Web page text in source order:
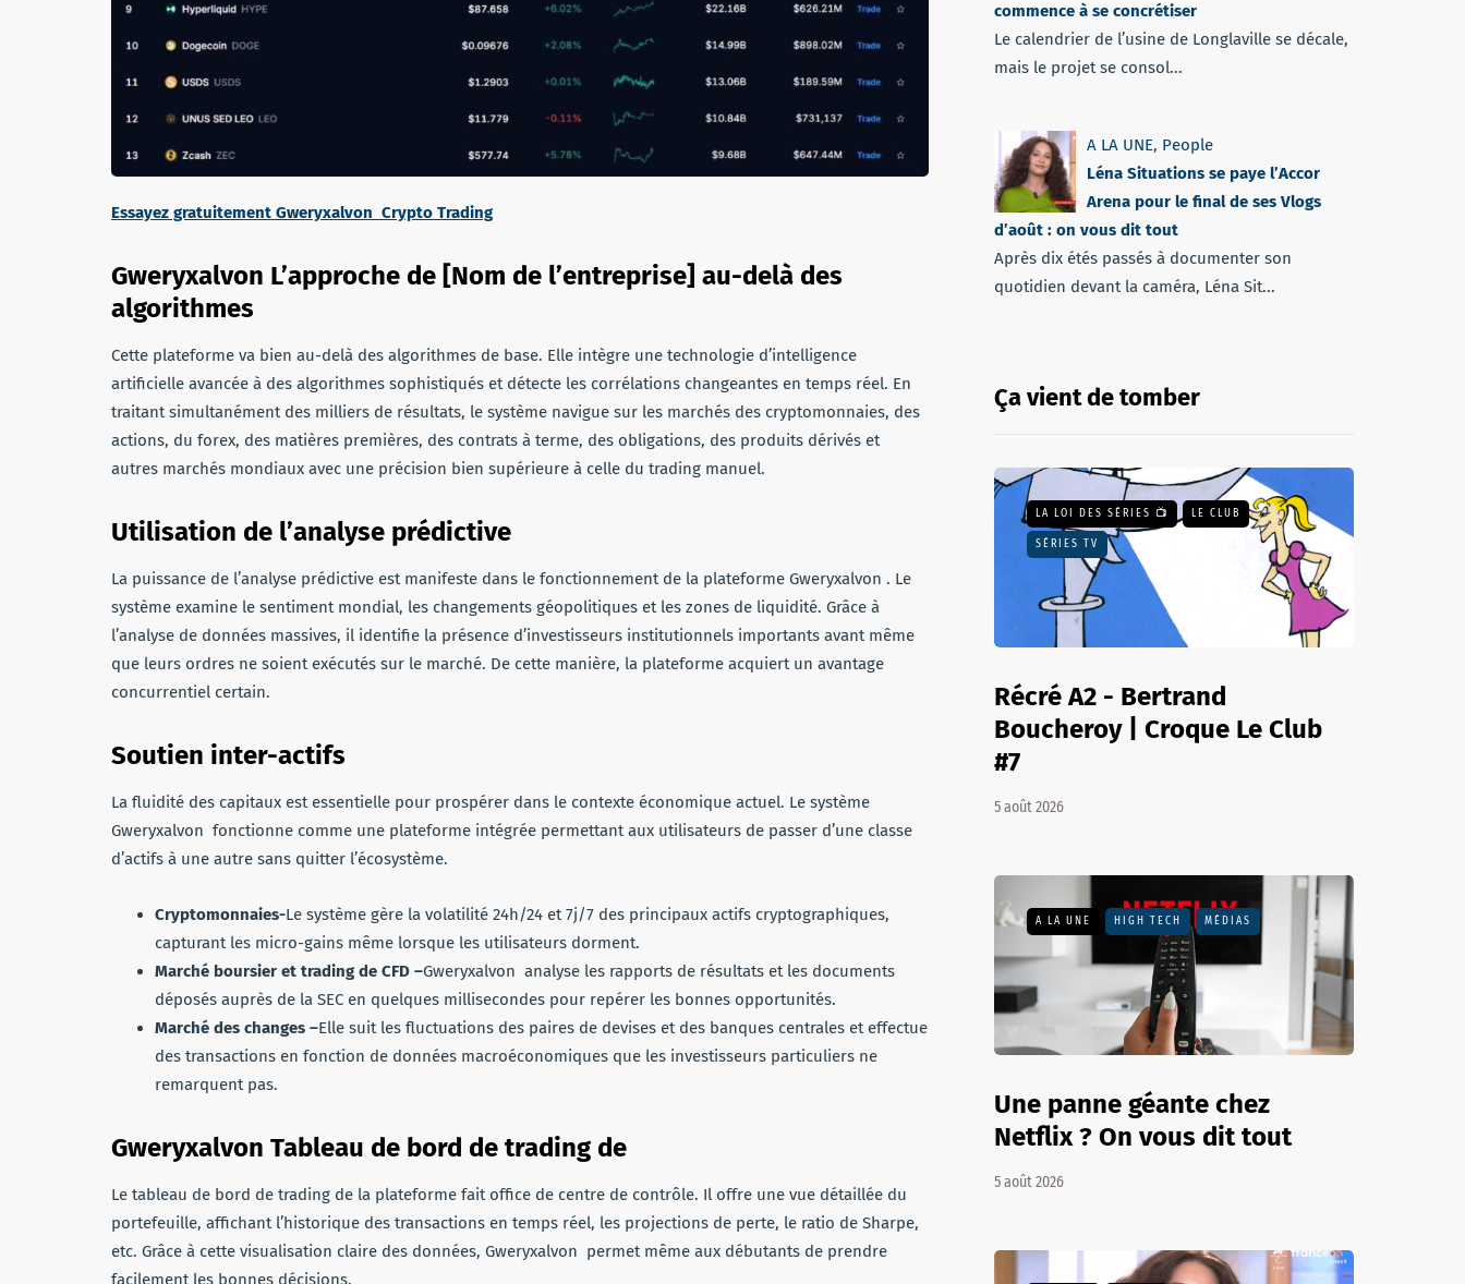
Essayez gratuitement Gweryxalvon Crypto Trading
Gweryxalvon L’approche de [Nom de l’entreprise] au-delà des
algorithmes
Cette plateforme va bien au-delà des algorithmes de base. Elle intègre une technologie d’intelligence
artificielle avancée à des algorithmes sophistiqués et détecte les corrélations changeantes en temps réel. En
traitant simultanément des milliers de résultats, le système navigue sur les marchés des cryptomonnaies, des
actions, du forex, des matières premières, des contrats à terme, des obligations, des produits dérivés et
autres marchés mondiaux avec une précision bien supérieure à celle du trading manuel.
Utilisation de l’analyse prédictive
La puissance de l’analyse prédictive est manifeste dans le fonctionnement de la plateforme Gweryxalvon . Le
système examine le sentiment mondial, les changements géopolitiques et les zones de liquidité. Grâce à
l’analyse de données massives, il identifie la présence d’investisseurs institutionnels importants avant même
que leurs ordres ne soient exécutés sur le marché. De cette manière, la plateforme acquiert un avantage
concurrentiel certain.
Soutien inter-actifs
La fluidité des capitaux est essentielle pour prospérer dans le contexte économique actuel. Le système
Gweryxalvon fonctionne comme une plateforme intégrée permettant aux utilisateurs de passer d’une classe
d’actifs à une autre sans quitter l’écosystème.
Cryptomonnaies-Le système gère la volatilité 24h/24 et 7j/7 des principaux actifs cryptographiques,
capturant les micro-gains même lorsque les utilisateurs dorment.
Marché boursier et trading de CFD –Gweryxalvon analyse les rapports de résultats et les documents
déposés auprès de la SEC en quelques millisecondes pour repérer les bonnes opportunités.
Marché des changes –Elle suit les fluctuations des paires de devises et des banques centrales et effectue
des transactions en fonction de données macroéconomiques que les investisseurs particuliers ne
remarquent pas.
Gweryxalvon Tableau de bord de trading de
Le tableau de bord de trading de la plateforme fait office de centre de contrôle. Il offre une vue détaillée du
portefeuille, affichant l’historique des transactions en temps réel, les projections de perte, le ratio de Sharpe,
etc. Grâce à cette visualisation claire des données, Gweryxalvon permet même aux débutants de prendre
facilement les bonnes décisions.
commence à se concrétiser
Le calendrier de l’usine de Longlaville se décale,
mais le projet se consol...
A LA UNE, People
Léna Situations se paye l’Accor
Arena pour le final de ses Vlogs
d’août : on vous dit tout
Après dix étés passés à documenter son
quotidien devant la caméra, Léna Sit...
Ça vient de tomber
LA LOI DES SÉRIES 📺 LE CLUB
SÉRIES TV
Récré A2 - Bertrand
Boucheroy | Croque Le Club
#7
5 août 2026
A LA UNE HIGH TECH MÉDIAS
Une panne géante chez
Netflix ? On vous dit tout
5 août 2026